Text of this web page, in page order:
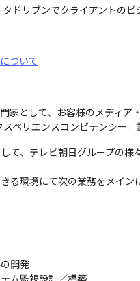
ドリブンでクライアントの
ついて
家として、お客様のメディ
ペリエンスコンピテンシー」
て、テレビ朝日グループの
る環境にて次の業務をメイン
開発
ム監視設計／構築